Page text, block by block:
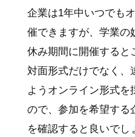
企業は1年中いつでも
催できますが、学業の
休み期間に開催すると
対面形式だけでなく、
ようオンライン形式を
ので、参加を希望する
を確認すると良いでし